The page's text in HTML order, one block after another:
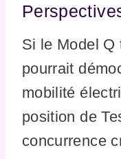
Si le Model Q
pourrait
mobilité
position de
concurrence